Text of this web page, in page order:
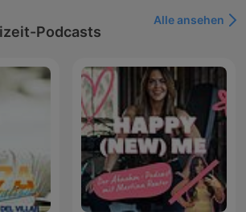
Podcasts
Alle ansehen